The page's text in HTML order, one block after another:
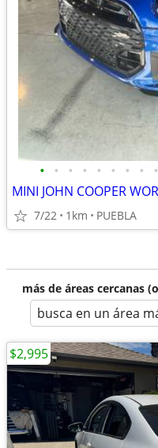
• • • • • • • • •
MINI JOHN COOPER
7/22 1km PUEBLA
más de áreas cercanas
busca en un área
$2,995